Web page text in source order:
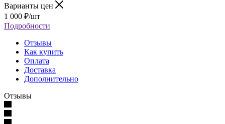
Варианты цен
1 000 ₽/шт
Подробности
Отзывы
Как купить
Оплата
Доставка
Дополнительно
Отзывы